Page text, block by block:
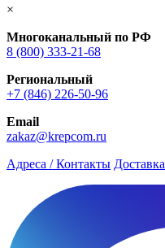
×
Многоканальный по РФ
8 (800) 333‑21-68
Региональный
+7 (846) 226-50-96
Email
zakaz@krepcom.ru
Адреса / Контакты Доставка